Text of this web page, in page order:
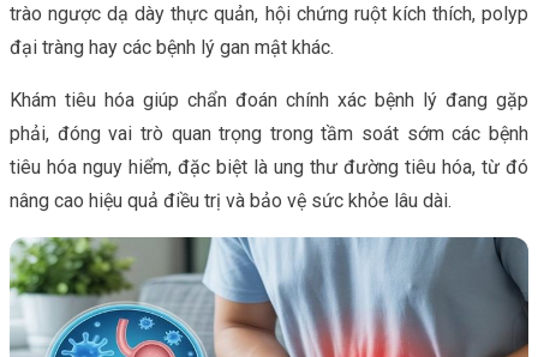
trào ngược dạ dày thực quản, hội chứng ruột kích thích, polyp
đại tràng hay các bệnh lý gan mật khác.
Khám tiêu hóa giúp chẩn đoán chính xác bệnh lý đang gặp
phải, đóng vai trò quan trọng trong tầm soát sớm các bệnh
tiêu hóa nguy hiểm, đặc biệt là ung thư đường tiêu hóa, từ đó
nâng cao hiệu quả điều trị và bảo vệ sức khỏe lâu dài.